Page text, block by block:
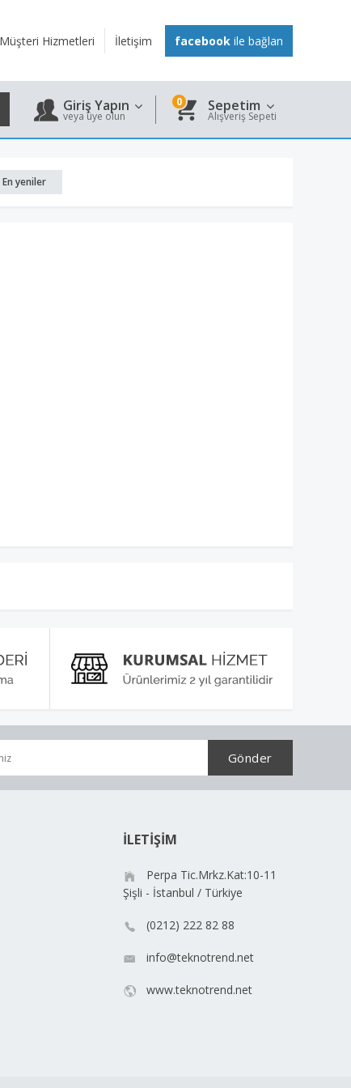
Müşteri Hizmetleri İletişim facebook ile bağlan
Giriş Yapın
veya üye olun
0 Sepetim
Alışveriş Sepeti
En yeniler
İLETİŞİM
Perpa Tic.Mrkz.Kat:10-11
Şişli - İstanbul / Türkiye
(0212) 222 82 88
info@teknotrend.net
www.teknotrend.net